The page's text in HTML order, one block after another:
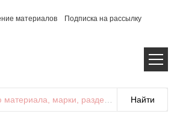
материалов
Подписка на рассылку
марки, раздела...